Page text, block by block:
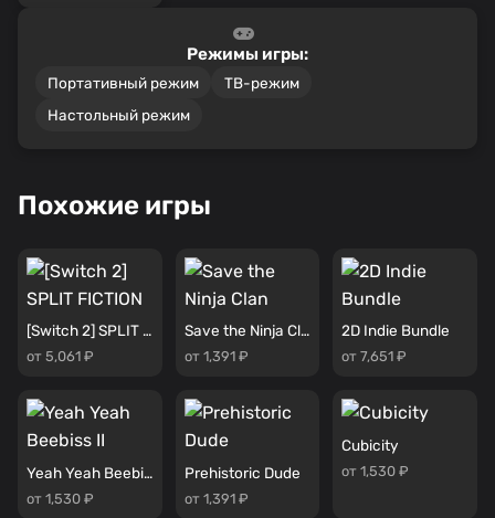
Режимы игры:
Портативный режим
ТВ-режим
Настольный режим
Похожие игры
[Switch 2] SPLIT FICTION
от 5,061 ₽
Save the Ninja Clan
от 1,391 ₽
2D Indie Bundle
от 7,651 ₽
Yeah Yeah Beebiss II
от 1,530 ₽
Prehistoric Dude
от 1,391 ₽
Cubicity
от 1,530 ₽